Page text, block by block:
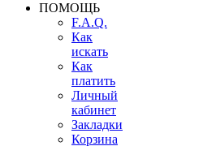
ПОМОЩЬ
F.A.Q.
Как
искать
Как
платить
Личный
кабинет
Закладки
Корзина